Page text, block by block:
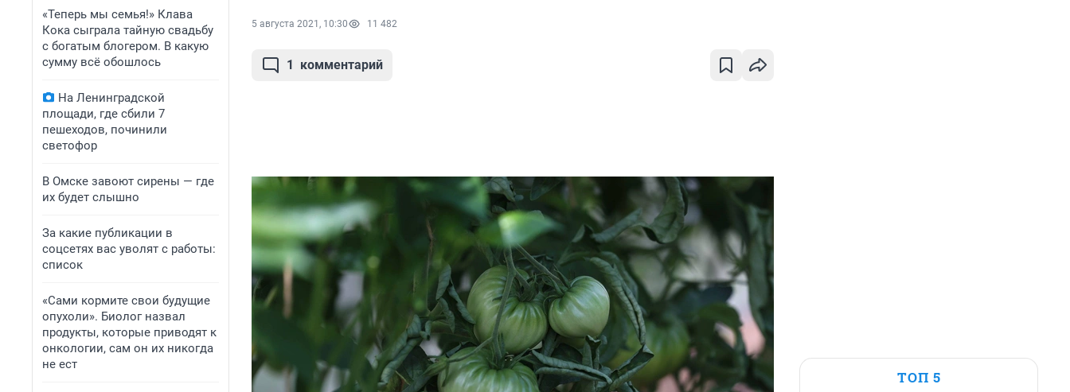
«Теперь мы семья!» Клава
Кока сыграла тайную свадьбу
с богатым блогером. В какую
сумму всё обошлось
На Ленинградской
площади, где сбили 7
пешеходов, починили
светофор
В Омске завоют сирены — где
их будет слышно
За какие публикации в
соцсетях вас уволят с работы:
список
«Сами кормите свои будущие
опухоли». Биолог назвал
продукты, которые приводят к
онкологии, сам он их никогда
не ест
5 августа 2021, 10:30 11 482
1 комментарий
ТОП 5